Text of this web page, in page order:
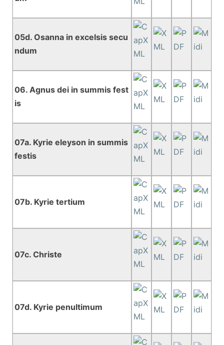
05d. Osanna in excelsis secu
ndum
06. Agnus dei in summis fest
is
07a. Kyrie eleyson in summis
festis
07b. Kyrie tertium
07c. Christe
07d. Kyrie penultimum